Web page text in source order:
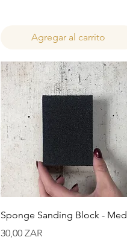
Agregar al carrito
Vista rápida
Sponge Sanding Block - Med
Precio
30,00 ZAR